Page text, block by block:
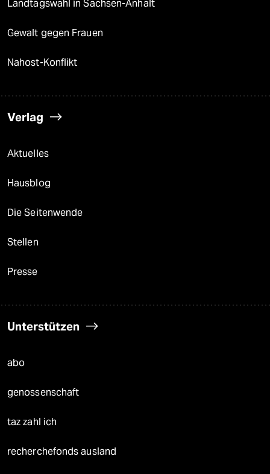
Landtagswahl in Sachsen-Anhalt
Gewalt gegen Frauen
Nahost-Konflikt
Verlag
Aktuelles
Hausblog
Die Seitenwende
Stellen
Presse
Unterstützen
abo
genossenschaft
taz zahl ich
recherchefonds ausland